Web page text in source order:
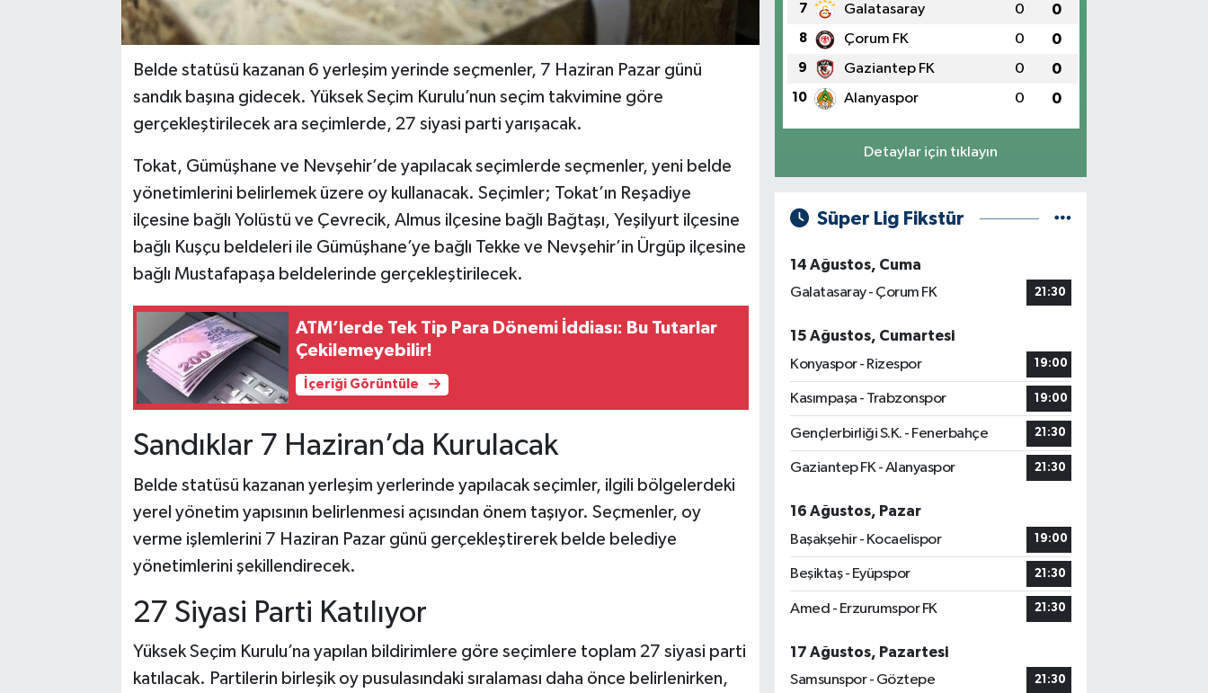
Belde statüsü kazanan 6 yerleşim yerinde seçmenler, 7 Haziran Pazar günü
sandık başına gidecek. Yüksek Seçim Kurulu’nun seçim takvimine göre
gerçekleştirilecek ara seçimlerde, 27 siyasi parti yarışacak.
Tokat, Gümüşhane ve Nevşehir’de yapılacak seçimlerde seçmenler, yeni belde
yönetimlerini belirlemek üzere oy kullanacak. Seçimler; Tokat’ın Reşadiye
ilçesine bağlı Yolüstü ve Çevrecik, Almus ilçesine bağlı Bağtaşı, Yeşilyurt ilçesine
bağlı Kuşçu beldeleri ile Gümüşhane’ye bağlı Tekke ve Nevşehir’in Ürgüp ilçesine
bağlı Mustafapaşa beldelerinde gerçekleştirilecek.
ATM’lerde Tek Tip Para Dönemi İddiası: Bu Tutarlar
Çekilemeyebilir!
İçeriği Görüntüle
Sandıklar 7 Haziran’da Kurulacak
Belde statüsü kazanan yerleşim yerlerinde yapılacak seçimler, ilgili bölgelerdeki
yerel yönetim yapısının belirlenmesi açısından önem taşıyor. Seçmenler, oy
verme işlemlerini 7 Haziran Pazar günü gerçekleştirerek belde belediye
yönetimlerini şekillendirecek.
27 Siyasi Parti Katılıyor
Yüksek Seçim Kurulu’na yapılan bildirimlere göre seçimlere toplam 27 siyasi parti
katılacak. Partilerin birleşik oy pusulasındaki sıralaması daha önce belirlenirken,
7 Galatasaray 0 0
8 Çorum FK 0 0
9 Gaziantep FK 0 0
10 Alanyaspor 0 0
Detaylar için tıklayın
Süper Lig Fikstür
14 Ağustos, Cuma
Galatasaray - Çorum FK
21:30
15 Ağustos, Cumartesi
Konyaspor - Rizespor
19:00
Kasımpaşa - Trabzonspor 19:00
Gençlerbirliği S.K. - Fenerbahçe 21:30
Gaziantep FK - Alanyaspor 21:30
16 Ağustos, Pazar
Başakşehir - Kocaelispor
19:00
Beşiktaş - Eyüpspor 21:30
Amed - Erzurumspor FK 21:30
17 Ağustos, Pazartesi
Samsunspor - Göztepe
21:30